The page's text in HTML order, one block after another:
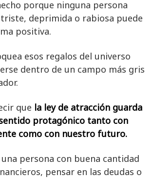
porque ninguna persona
deprimida o rabiosa puede
positiva.
esos regalos del universo
dentro de un campo más gris
que la ley de atracción guarda
protagónico tanto con
como con nuestro futuro.
persona con buena cantidad
pensar en las deudas o